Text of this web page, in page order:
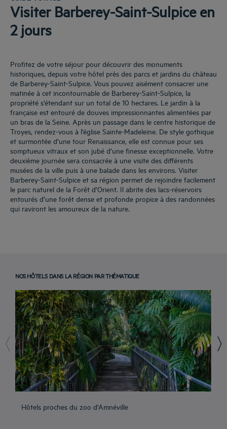
Visiter Barberey-Saint-Sulpice en
2 jours
Profitez de votre séjour pour découvrir des monuments
historiques, depuis votre hôtel près des parcs et jardins du château
de Barberey-Saint-Sulpice. Vous pouvez aisément consacrer une
matinée à cet incontournable de Barberey-Saint-Sulpice, la
propriété s’étendant sur un total de 10 hectares. Le jardin à la
française est entouré de douves impressionnantes alimentées par
un bras de la Seine. Après un passage dans le centre historique de
Troyes, rendez-vous à l’église Sainte-Madeleine. De style gothique
et surmontée d’une tour Renaissance, elle est connue pour ses
somptueux vitraux et son jubé d’une finesse exceptionnelle. Votre
deuxième journée sera consacrée à une visite des différents
musées de la ville puis à une balade dans les environs. Visiter
Barberey-Saint-Sulpice et sa région permet de rejoindre facilement
le parc naturel de la Forêt d’Orient. Il abrite des lacs-réservoirs
entourés d’une forêt dense et profonde propice à des randonnées
qui raviront les amoureux de la nature.
NOS HÔTELS DANS LA RÉGION PAR THÉMATIQUE
Hôtels proches du zoo d'Amnéville